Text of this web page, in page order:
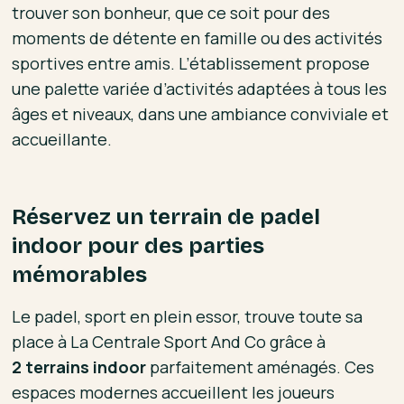
trouver son bonheur, que ce soit pour des
moments de détente en famille ou des activités
sportives entre amis. L’établissement propose
une palette variée d’activités adaptées à tous les
âges et niveaux, dans une ambiance conviviale et
accueillante.
Réservez un terrain de padel
indoor pour des parties
mémorables
Le padel, sport en plein essor, trouve toute sa
place à La Centrale Sport And Co grâce à
2 terrains indoor parfaitement aménagés. Ces
espaces modernes accueillent les joueurs